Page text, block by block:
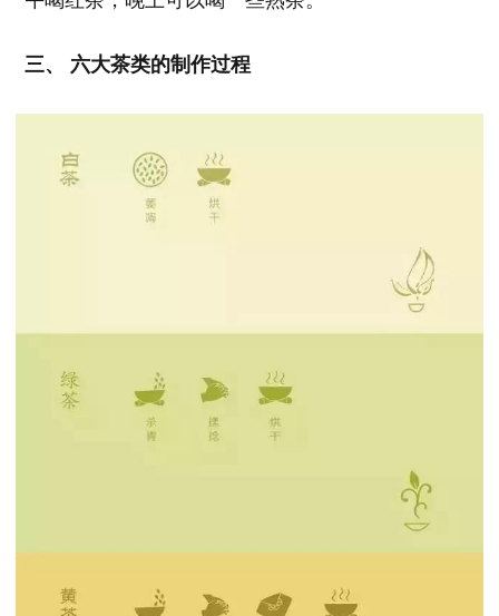
三、 六大茶类的制作过程